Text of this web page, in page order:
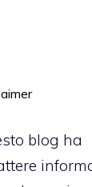
blog ha